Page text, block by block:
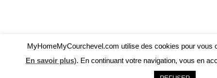
MyHomeMyCourchevel.com utilise des cookies pour vous
En savoir plus). En continuant votre navigation, vous en